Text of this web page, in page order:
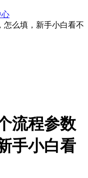
心
怎么填，新手小白看不
流程参数
手小白看